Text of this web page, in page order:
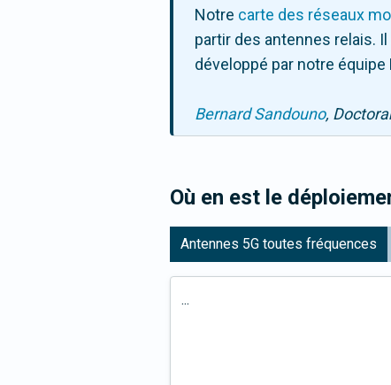
Notre carte des réseaux
partir des antennes relais.
développé par notre équipe
Bernard Sandouno,
Où en est le
Antennes 5G toutes fréquences
...